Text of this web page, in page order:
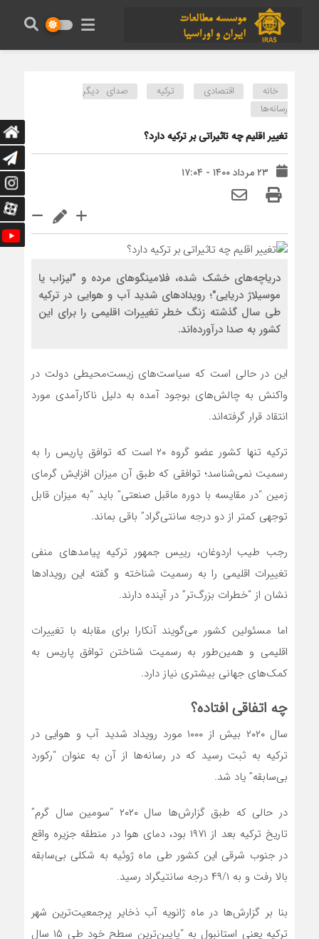
خانه اقتصادی ترکیه
صدای دیگر
رسانه‌ها
تغییر اقلیم چه تاثیراتی بر ترکیه دارد؟
۲۳ مرداد ۱۴۰۰ - ۱۷:۰۴
دریاچه‌های خشک‌ شده، فلامینگوهای مرده و "لیزاب یا
موسیلاژ دریایی"؛ رویدادهای شدید آب و هوایی در ترکیه
طی سال گذشته زنگ خطر تغییرات اقلیمی را برای این
کشور به صدا در‌آورده‌اند.
این در حالی است که سیاست‌های زیست‌محیطی دولت در
واکنش به چالش‌های بوجود آمده به دلیل ناکارآمدی مورد
انتقاد قرار گرفته‌اند.
ترکیه تنها کشور عضو گروه ۲۰ است که توافق‌ پاریس را به
رسمیت نمی‌شناسد؛ توافقی که طبق آن میزان افزایش گرمای
زمین “در مقایسه با دوره ماقبل صنعتی” باید “به میزان قابل
توجهی کمتر از دو درجه سانتی‌گراد” باقی بماند.
رجب طیب اردوغان، رییس جمهور ترکیه پیامدهای منفی
تغییرات اقلیمی را به رسمیت شناخته و گفته این رویدادها
نشان از “خطرات بزرگ‌تر” در آینده دارند.
اما مسئولین کشور می‌گویند آنکارا برای مقابله با تغییرات
اقلیمی و همین‌طور به رسمیت شناختن توافق پاریس به
کمک‌های جهانی بیشتری نیاز دارد.
چه اتفاقی افتاده؟
سال ۲۰۲۰ بیش از ۱۰۰۰ مورد رویداد شدید آب و هوایی در
ترکیه به ثبت رسید که در رسانه‌ها از آن به عنوان “رکورد
بی‌سابقه” یاد شد.
در حالی که طبق گزارش‌ها سال ۲۰۲۰ “سومین سال گرم”
تاریخ ترکیه بعد از ۱۹۷۱ بود، دمای هوا در منطقه جزیره واقع
در جنوب شرقی این کشور طی ماه ژوئیه به شکلی بی‌سابقه
بالا رفت و به ۴۹/۱ درجه سانتیگراد رسید.
بنا بر گزارش‌ها در ماه ژانویه آب ذخایر پرجمعیت‌ترین شهر
ترکیه یعنی استانبول به “پایین‌ترین سطح خود طی ۱۵ سال